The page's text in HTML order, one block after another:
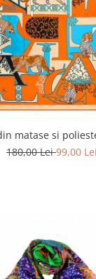
matase si
180,00 Lei99,00 Lei